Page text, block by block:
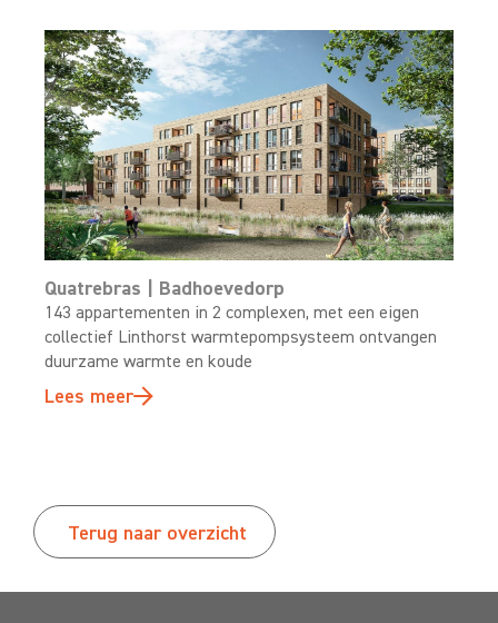
Quatrebras | Badhoevedorp
143 appartementen in 2 complexen, met een eigen
collectief Linthorst warmtepompsysteem ontvangen
duurzame warmte en koude
Lees meer
Terug naar overzicht